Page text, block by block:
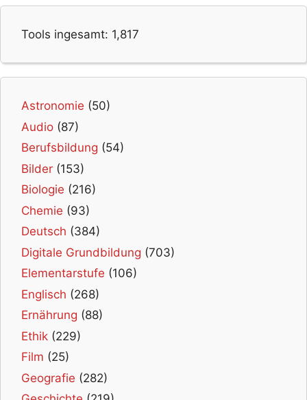
Tools ingesamt: 1,817
Astronomie (50)
Audio (87)
Berufsbildung (54)
Bilder (153)
Biologie (216)
Chemie (93)
Deutsch (384)
Digitale Grundbildung (703)
Elementarstufe (106)
Englisch (268)
Ernährung (88)
Ethik (229)
Film (25)
Geografie (282)